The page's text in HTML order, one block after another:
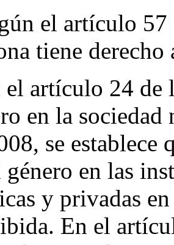
el artículo
tiene derecho
el artículo 24 de
en la
se establece
género en las
y privadas
En el